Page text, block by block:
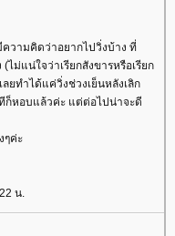
วามคิดว่าอยากไปวิ่งบ้าง ที่
ม่แน่ใจว่าเรียกสังขารหรือเรียก
ยทำได้แค่วิ่งช่วงเย็นหลังเลิก
ก็หอบแล้วค่ะ แต่ต่อไปน่าจะดี
ๆค่ะ
น.